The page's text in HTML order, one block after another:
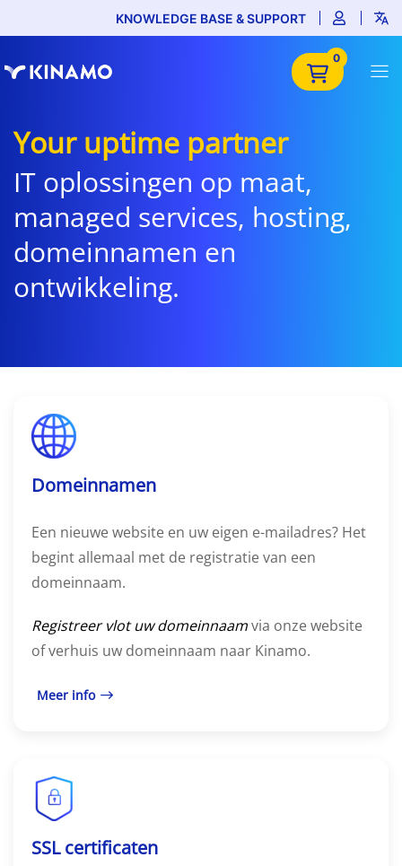
KNOWLEDGE BASE & SUPPORT
0
Your uptime partner
IT oplossingen op maat,
managed services, hosting,
domeinnamen en
ontwikkeling.
Domeinnamen
Een nieuwe website en uw eigen e-mailadres? Het
begint allemaal met de registratie van een
domeinnaam.
Registreer vlot uw domeinnaamvia onze website
of verhuis uw domeinnaam naar Kinamo.
Meer info
SSL certificaten